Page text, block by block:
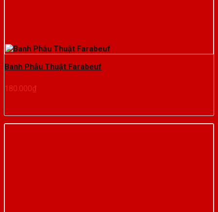
Banh Phẫu Thuật Farabeuf
180.000₫